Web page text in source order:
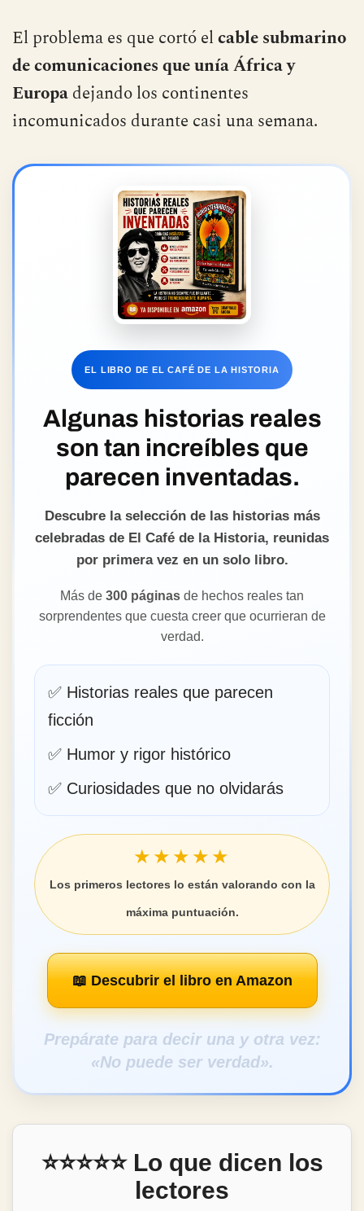
El problema es que cortó elcable submarino
de comunicaciones que unía África y
Europadejando los continentes
incomunicados durante casi una semana.
EL LIBRO DE EL CAFÉ DE LA HISTORIA
Algunas historias reales
son tan increíbles que
parecen inventadas.
Descubre la selección de las historias más
celebradas de El Café de la Historia, reunidas
por primera vez en un solo libro.
Más de 300 páginas de hechos reales tan
sorprendentes que cuesta creer que ocurrieran de
verdad.
✅ Historias reales que parecen
ficción
✅ Humor y rigor histórico
✅ Curiosidades que no olvidarás
★★★★★
Los primeros lectores lo están valorando con la
máxima puntuación.
📖 Descubrir el libro en Amazon
Prepárate para decir una y otra vez:
«No puede ser verdad».
⭐⭐⭐⭐⭐ Lo que dicen los
lectores